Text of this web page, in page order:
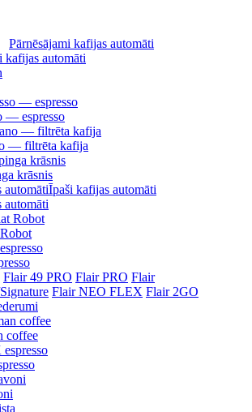
Pārnēsājami kafijas automāti
— espresso
— filtrēta kafija
krāsnis
Īpaši kafijas automāti
Flair 49 PRO Flair PRO Flair
Flair NEO FLEX Flair 2GO
coffee